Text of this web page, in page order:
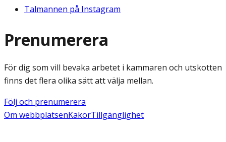
Talmannen på Instagram
Prenumerera
För dig som vill bevaka arbetet i kammaren och utskotten
finns det flera olika sätt att välja mellan.
Följ och prenumerera
Om webbplatsenKakorTillgänglighet